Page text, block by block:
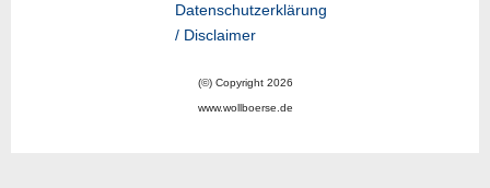
Datenschutzerklärung
/ Disclaimer
(©) Copyright 2026
www.wollboerse.de